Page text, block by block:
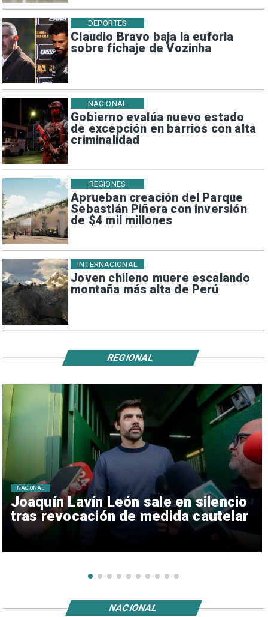
Claudio Bravo baja la euforia
sobre fichaje de Vozinha
DEPORTES
Gobierno evalúa nuevo estado
de excepción en barrios con alta
criminalidad
NACIONAL
Aprueban creación del Parque
Sebastián Piñera con inversión
de $4 mil millones
REGIONES
Joven chileno muere escalando
montaña más alta de Perú
INTERNACIONAL
Joaquín Lavín León sale en silencio
tras revocación de medida cautelar
NACIONAL
REGIONAL
NACIONAL